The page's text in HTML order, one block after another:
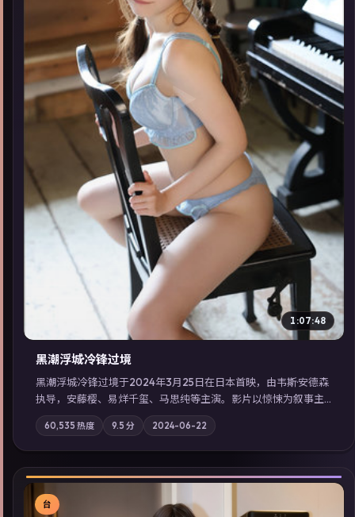
▶
1:07:48
黑潮浮城·冷锋过境
黑潮浮城·冷锋过境于2024年3月25日在日本首映，由韦斯·安德森
执导，安藤樱、易烊千玺、马思纯等主演。影片以惊悚为叙事主
轴，失踪人口档案牵出跨国灰色产业链；摄影与配乐强化地域气
质；站内亦可通过「国产免费观看高清电视剧在线看」延展检索
同类型高分佳作，畅享高清在线追剧体验。
60,535 热度 9.5 分 2024-06-22
台